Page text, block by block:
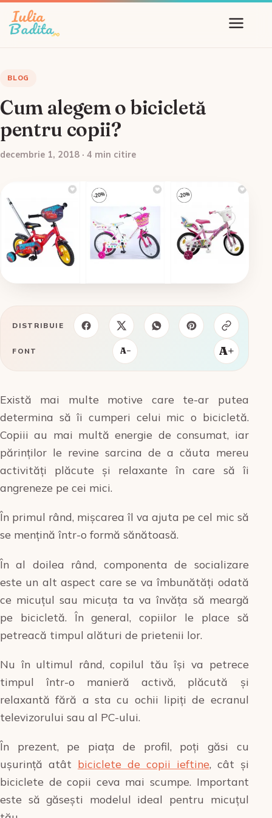
BLOG
Cum alegem o bicicletă
pentru copii?
decembrie 1, 2018 · 4 min citire
DISTRIBUIE
FONT A− A+
Există mai multe motive care te-ar putea
determina să îi cumperi celui mic o bicicletă.
Copiii au mai multă energie de consumat, iar
părinților le revine sarcina de a căuta mereu
activități plăcute și relaxante în care să îi
angreneze pe cei mici.
În primul rând, mișcarea îl va ajuta pe cel mic să
se mențină într-o formă sănătoasă.
În al doilea rând, componenta de socializare
este un alt aspect care se va îmbunătăți odată
ce micuțul sau micuța ta va învăța să meargă
pe bicicletă. În general, copiilor le place să
petreacă timpul alături de prietenii lor.
Nu în ultimul rând, copilul tău își va petrece
timpul într-o manieră activă, plăcută și
relaxantă fără a sta cu ochii lipiți de ecranul
televizorului sau al PC-ului.
În prezent, pe piața de profil, poți găsi cu
ușurință atât biciclete de copii ieftine, cât și
biciclete de copii ceva mai scumpe. Important
este să găsești modelul ideal pentru micuțul